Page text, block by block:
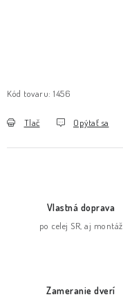
Kód tovaru: 1456
Tlač Opýtať sa
Vlastná doprava
po celej SR, aj montáž
Zameranie dverí